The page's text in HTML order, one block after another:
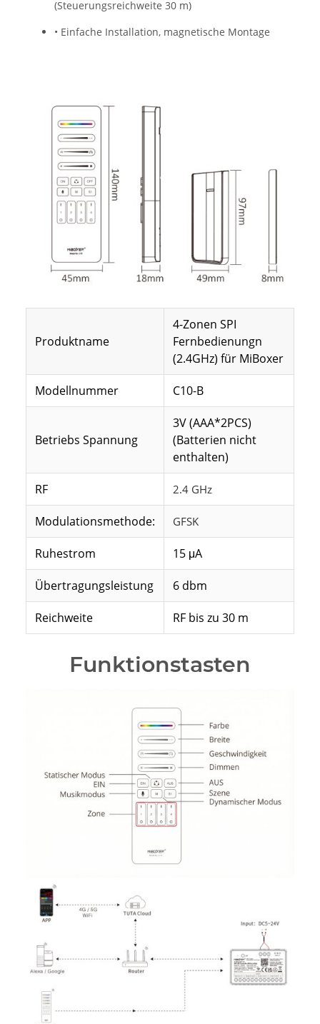
(Steuerungsreichweite 30 m)
• Einfache Installation, magnetische Montage
Produktname
4-Zonen SPI
Fernbedienungn
(2.4GHz) für MiBoxer
Modellnummer C10-B
Betriebs Spannung
3V (AAA*2PCS)
(Batterien nicht
enthalten)
RF 2.4 GHz
Modulationsmethode: GFSK
Ruhestrom 15 μA
Übertragungsleistung 6 dbm
Reichweite RF bis zu 30 m
Funktionstasten